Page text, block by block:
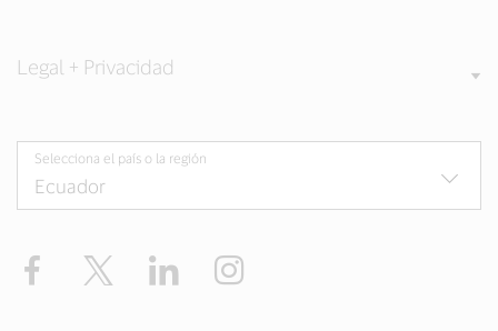
Legal + Privacidad
Selecciona el país o la región
Facebook Twitter LinkedIn